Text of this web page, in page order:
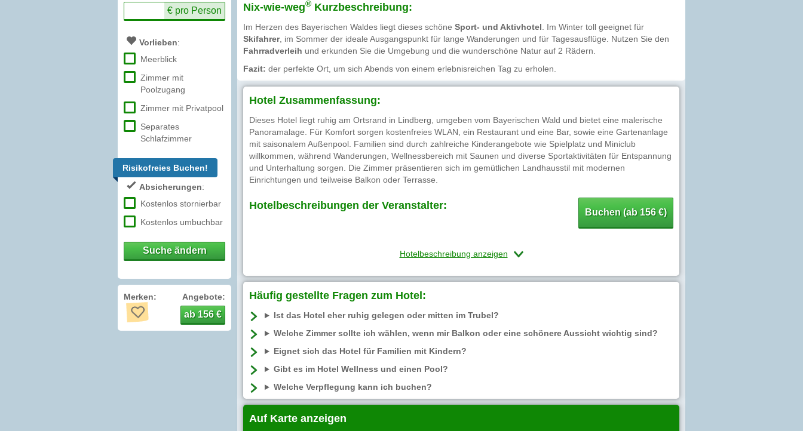
€ pro Person
Vorlieben:
Meerblick
Zimmer mit
Poolzugang
Zimmer mit Privatpool
Separates
Schlafzimmer
Risikofreies Buchen!
Absicherungen:
Kostenlos stornierbar
Kostenlos umbuchbar
Suche ändern
Merken: Angebote:
ab 156 €
Nix-wie-weg® Kurzbeschreibung:
Im Herzen des Bayerischen Waldes liegt dieses schöne Sport- und Aktivhotel . Im Winter toll geeignet für
Skifahrer, im Sommer der ideale Ausgangspunkt für lange Wanderungen und für Tagesausflüge. Nutzen Sie den
Fahrradverleih und erkunden Sie die Umgebung und die wunderschöne Natur auf 2 Rädern.
Fazit: der perfekte Ort, um sich Abends von einem erlebnisreichen Tag zu erholen.
Hotel Zusammenfassung:
Dieses Hotel liegt ruhig am Ortsrand in Lindberg, umgeben vom Bayerischen Wald und bietet eine malerische
Panoramalage. Für Komfort sorgen kostenfreies WLAN, ein Restaurant und eine Bar, sowie eine Gartenanlage
mit saisonalem Außenpool. Familien sind durch zahlreiche Kinderangebote wie Spielplatz und Miniclub
willkommen, während Wanderungen, Wellnessbereich mit Saunen und diverse Sportaktivitäten für Entspannung
und Unterhaltung sorgen. Die Zimmer präsentieren sich im gemütlichen Landhausstil mit modernen
Einrichtungen und teilweise Balkon oder Terrasse.
Hotelbeschreibungen der Veranstalter:
Buchen (ab 156 €)
Hotelbeschreibung anzeigen
Häufig gestellte Fragen zum Hotel:
Ist das Hotel eher ruhig gelegen oder mitten im Trubel?
Welche Zimmer sollte ich wählen, wenn mir Balkon oder eine schönere Aussicht wichtig sind?
Eignet sich das Hotel für Familien mit Kindern?
Gibt es im Hotel Wellness und einen Pool?
Welche Verpflegung kann ich buchen?
Auf Karte anzeigen